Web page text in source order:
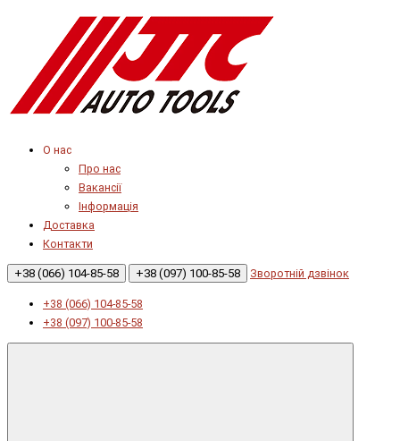
О нас
Про нас
Вакансії
Інформація
Доставка
Контакти
+38 (066) 104-85-58 +38 (097) 100-85-58 Зворотній дзвінок
+38 (066) 104-85-58
+38 (097) 100-85-58